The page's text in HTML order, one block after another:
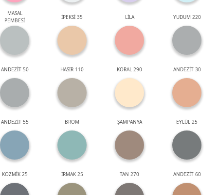
MASAL
PEMBESİ
İPEKSİ 35 LİLA YUDUM 220
ANDEZİT 50 HASIR 110 KORAL 290 ANDEZİT 30
ANDEZİT 55 BROM ŞAMPANYA EYLÜL 25
KOZMİK 25 IRMAK 25 TAN 270 ANDEZİT 60